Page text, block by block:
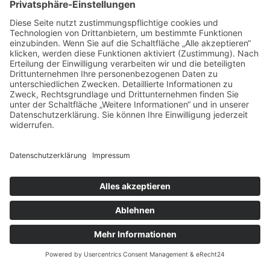
Wie oft sollte ich die Haut meines
Kindes pflegen?Eine tägliche Pflege
nach dem Baden oder Waschen ist
ideal, um die Haut mit Feuchtigkeit zu
versorgen und zu schützen.
Sind natürliche Produkte für alle
Kinderhauttypen geeignet? Ja,
sensible oder allergiegefährdete Haut.
Erwachsenenprodukte für mein
Kind verwenden?Besser nicht, da
diese oft zu stark oder mit
ungeeigneten Inhaltsstoffen formuliert
Wann sollte ich bei Hautproblemen